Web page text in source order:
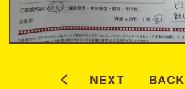
< NEXT BACK